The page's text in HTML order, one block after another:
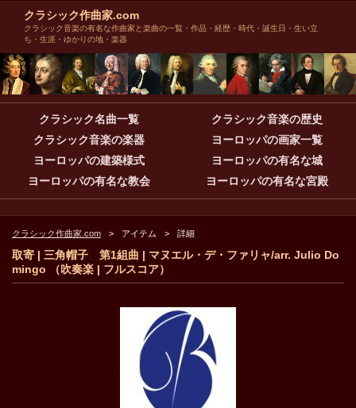
クラシック作曲家.com
クラシック音楽の有名な作曲家と楽曲の一覧・作品・経歴・時代・誕生日・生い立
ち・生涯・ゆかりの地・楽器
クラシック名曲一覧
クラシック音楽の歴史
クラシック音楽の楽器
ヨーロッパの画家一覧
ヨーロッパの建築様式
ヨーロッパの有名な城
ヨーロッパの有名な教会
ヨーロッパの有名な宮殿
クラシック作曲家.com アイテム 詳細
取寄 | 三角帽子 第1組曲 | マヌエル・デ・ファリャ/arr. Julio Do
mingo （吹奏楽 | フルスコア）